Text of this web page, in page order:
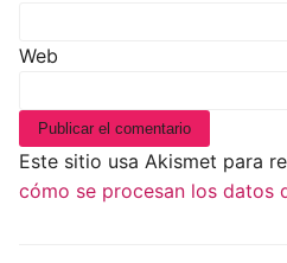
Web
Este sitio usa Akismet para
cómo se procesan los datos